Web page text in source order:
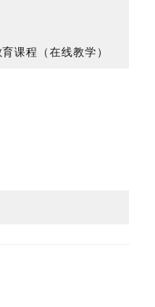
课程（在线教学）